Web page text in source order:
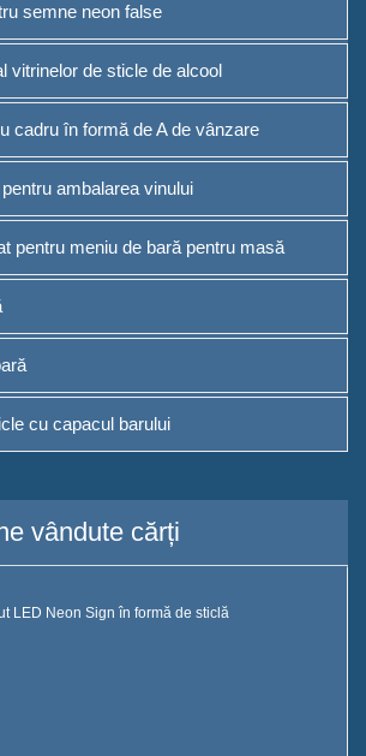
pentru
masă
bară
cu
le-am servit
semne neon false
vitrinelor de sticle de alcool
cadru în formă de A de vânzare
ambalarea vinului
pentru meniu de bară pentru masă
cu capacul barului
vândute cărți
LED Neon Sign în formă de sticlă